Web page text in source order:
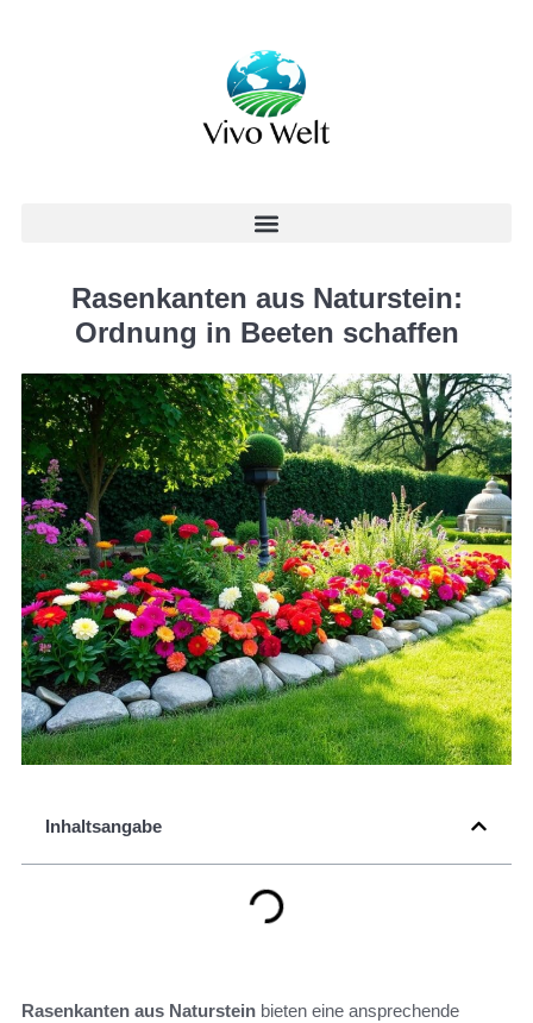
Rasenkanten aus Naturstein:
Ordnung in Beeten schaffen
Inhaltsangabe
Rasenkanten aus Naturstein bieten eine ansprechende